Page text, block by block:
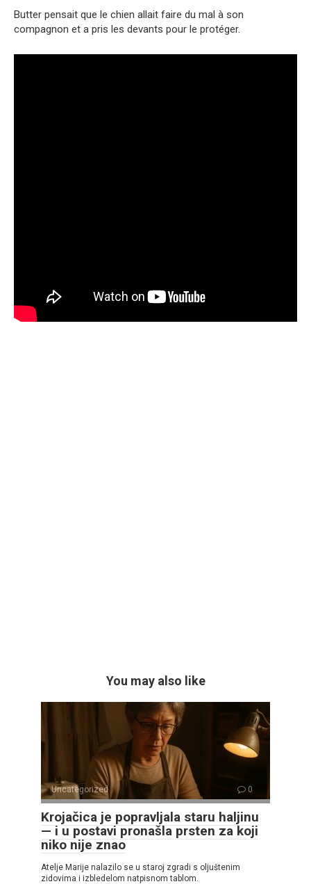
Butter pensait que le chien allait faire du mal à son
compagnon et a pris les devants pour le protéger.
You may also like
Uncategorized 0
Krojačica je popravljala staru haljinu
— i u postavi pronašla prsten za koji
niko nije znao
Atelje Marije nalazilo se u staroj zgradi s oljuštenim
zidovima i izbledelom natpisnom tablom.